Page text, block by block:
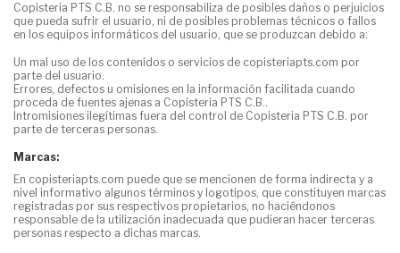
Copisteria PTS C.B. no se responsabiliza de posibles daños o perjuicios
que pueda sufrir el usuario, ni de posibles problemas técnicos o fallos
en los equipos informáticos del usuario, que se produzcan debido a:
Un mal uso de los contenidos o servicios de copisteriapts.com por
parte del usuario.
Errores, defectos u omisiones en la información facilitada cuando
proceda de fuentes ajenas a Copisteria PTS C.B..
Intromisiones ilegítimas fuera del control de Copisteria PTS C.B. por
parte de terceras personas.
Marcas:
En copisteriapts.com puede que se mencionen de forma indirecta y a
nivel informativo algunos términos y logotipos, que constituyen marcas
registradas por sus respectivos propietarios, no haciéndonos
responsable de la utilización inadecuada que pudieran hacer terceras
personas respecto a dichas marcas.